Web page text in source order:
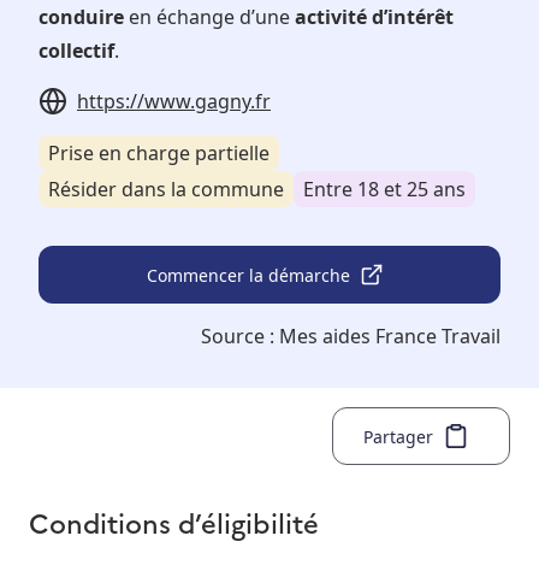
conduire en échange d’uneactivité d’intérêt
collectif.
https://www.gagny.fr
Prise en charge partielle
Résider dans la commune
Entre 18 et 25 ans
Commencer la démarche
Source : Mes aides France Travail
Partager
Conditions d’éligibilité